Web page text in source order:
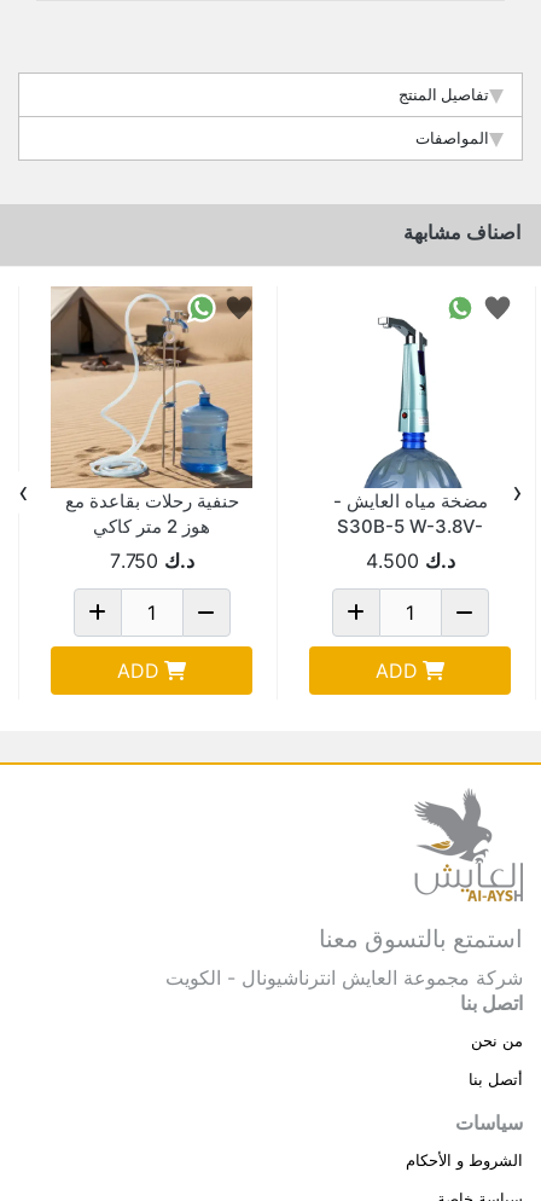
تفاصيل المنتج
المواصفات
اصناف مشابهة
مضخة مياه العايش -
S30B-5 W-3.8V-
30*9.5*19.5CM
د.ك 4.500
ADD
حنفية رحلات بقاعدة مع
هوز 2 متر كاكي
10149FULL
د.ك 7.750
ADD
‹
›
استمتع بالتسوق معنا
شركة مجموعة العايش انترناشيونال - الكويت
اتصل بنا
من نحن
أتصل بنا
سياسات
الشروط و الأحكام